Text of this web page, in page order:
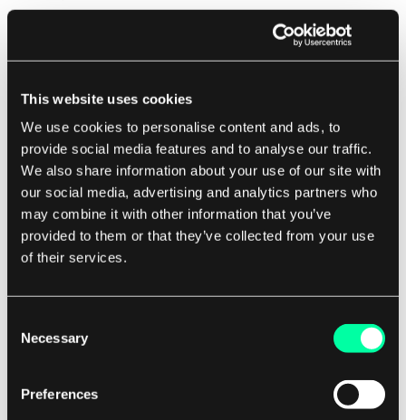
This website uses cookies
We use cookies to personalise content and ads, to
provide social media features and to analyse our traffic.
We also share information about your use of our site with
our social media, advertising and analytics partners who
may combine it with other information that you’ve
provided to them or that they’ve collected from your use
of their services.
Selection
Necessary
Preferences
Dies hilft, manuelle Fehler zu reduzieren und
stellt sicher, dass die Infrastruktur in einer
wiederholbaren und skalierbaren Weise
bereitgestellt wird. Der Prozess des
Bootstrappings vollständiger Amazon EKS-
Cluster mit EKS-Blueprints für Terraform umfasst
das Definieren des gewünschten Zustands der
Infrastruktur in Terraform-Konfigurationsdateien,
das Ausführen von Terraform-Befehlen zur
Überwachen des Bereitstellungsprozesses.
Dieser Ansatz ermöglicht es Teams, EKS-Cluster
Infrastruktur vorzunehmen und Cluster